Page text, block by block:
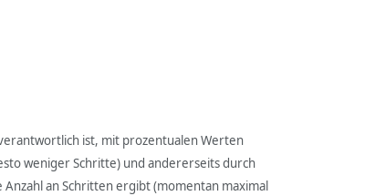
ist, mit prozentualen Werten
weniger Schritte) und andererseits durch
an Schritten ergibt (momentan maximal